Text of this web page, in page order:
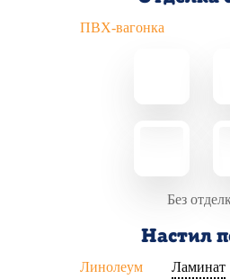
ПВХ-вагонка
Без
Настил
Линолеум Ламинат